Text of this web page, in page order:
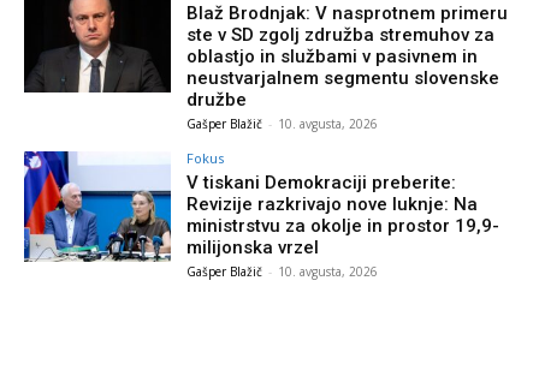
Blaž Brodnjak: V nasprotnem primeru
ste v SD zgolj združba stremuhov za
oblastjo in službami v pasivnem in
neustvarjalnem segmentu slovenske
družbe
Gašper Blažič - 10. avgusta, 2026
Fokus
V tiskani Demokraciji preberite:
Revizije razkrivajo nove luknje: Na
ministrstvu za okolje in prostor 19,9-
milijonska vrzel
Gašper Blažič - 10. avgusta, 2026